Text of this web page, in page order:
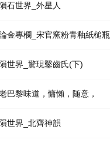
石世界_外星人
金專欄_宋官窯粉青釉紙槌瓶
世界_驚現鑿齒氏(下)
巴黎味道，慵懶，随意，
世界_北齊神韻